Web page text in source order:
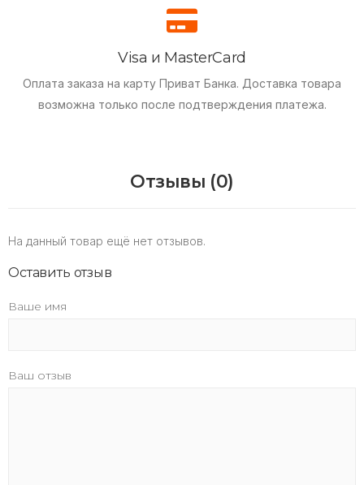
Visa и MasterCard
Оплата заказа на карту Приват Банка. Доставка товара
возможна только после подтверждения платежа.
Отзывы (0)
На данный товар ещё нет отзывов.
Оставить отзыв
Ваше имя
Ваш отзыв